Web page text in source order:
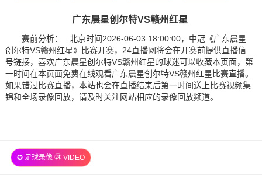
广东晨星创尔特VS赣州红星
赛前分析： 北京时间2026-06-03 18:00:00，中冠《广东晨星
创尔特VS赣州红星》比赛开赛，24直播网将会在开赛前提供直播信
号链接，喜欢广东晨星创尔特VS赣州红星的球迷可以收藏本页面，第
一时间在本页面免费在线观看广东晨星创尔特VS赣州红星比赛直播。
如果错过比赛直播，本站也会在直播结束后第一时间送上比赛视频集
锦和全场录像回放，请及时关注网站相应的录像回放频道。
✪ 足球录像 ㉔ VIDEO